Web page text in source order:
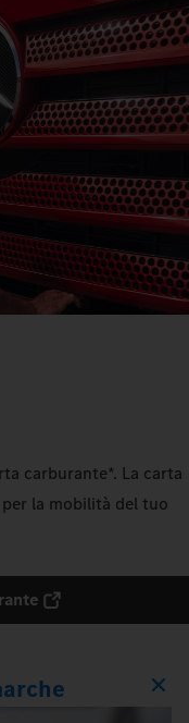
carburante*. La carta
la mobilità del tuo